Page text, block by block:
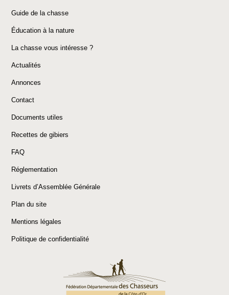
Guide de la chasse
Éducation à la nature
La chasse vous intéresse ?
Actualités
Annonces
Contact
Documents utiles
Recettes de gibiers
FAQ
Réglementation
Livrets d’Assemblée Générale
Plan du site
Mentions légales
Politique de confidentialité